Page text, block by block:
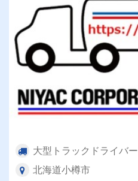
大型トラックドライバー
北海道小樽市